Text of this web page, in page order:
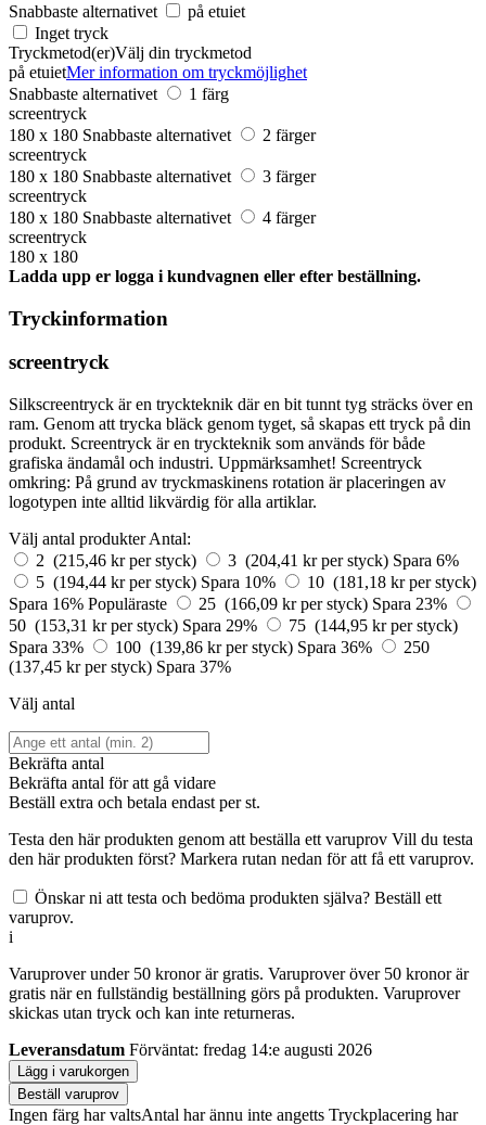
Snabbaste alternativet
på etuiet
Inget tryck
Tryckmetod(er)Välj din tryckmetod
på etuietMer information om tryckmöjlighet
Snabbaste alternativet
1 färg
screentryck
180 x 180 Snabbaste alternativet
2 färger
screentryck
180 x 180 Snabbaste alternativet
3 färger
screentryck
180 x 180 Snabbaste alternativet
4 färger
screentryck
180 x 180
Ladda upp er logga i kundvagnen eller efter beställning.
Tryckinformation
screentryck
Silkscreentryck är en tryckteknik där en bit tunnt tyg sträcks över en
ram. Genom att trycka bläck genom tyget, så skapas ett tryck på din
produkt. Screentryck är en tryckteknik som används för både
grafiska ändamål och industri. Uppmärksamhet! Screentryck
omkring: På grund av tryckmaskinens rotation är placeringen av
logotypen inte alltid likvärdig för alla artiklar.
Välj antal produkter Antal:
2 (215,46 kr per styck)
3 (204,41 kr per styck) Spara 6%
5 (194,44 kr per styck) Spara 10%
10 (181,18 kr per styck)
Spara 16% Populäraste 25 (166,09 kr per styck) Spara 23%
50 (153,31 kr per styck) Spara 29%
75 (144,95 kr per styck)
Spara 33%
100 (139,86 kr per styck) Spara 36%
250
(137,45 kr per styck) Spara 37%
Välj antal
Bekräfta antal
Bekräfta antal för att gå vidare
Beställ extra och betala endast per st.
Testa den här produkten genom att beställa ett varuprov Vill du testa
den här produkten först? Markera rutan nedan för att få ett varuprov.
Önskar ni att testa och bedöma produkten själva? Beställ ett
varuprov.
i
Varuprover under 50 kronor är gratis. Varuprover över 50 kronor är
gratis när en fullständig beställning görs på produkten. Varuprover
skickas utan tryck och kan inte returneras.
Leveransdatum Förväntat: fredag 14:e augusti 2026
Lägg i varukorgen
Beställ varuprov
Ingen färg har valtsAntal har ännu inte angetts Tryckplacering har